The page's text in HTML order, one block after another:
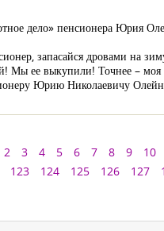
дело» пенсионера Юрия
запасайся дровами на
Мы ее выкупили! Точнее – моя
Юрию Николаевичу
2 3 4 5 6 7 8 9 10
123 124 125 126 127